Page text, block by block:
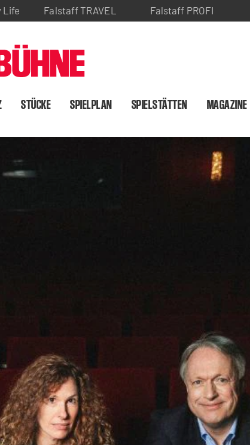
Life Falstaff TRAVEL Falstaff PROFI
STÜCKE SPIELPLAN SPIELSTÄTTEN MAGAZINE